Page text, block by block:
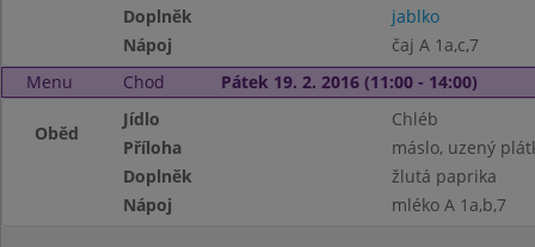
Doplněk
jablko
Nápoj
čaj A 1a,c,7
Menu
Chod Pátek 19. 2. 2016 (11:00 - 14:00)
Oběd
Jídlo
Chléb
Příloha
máslo, uzený
Doplněk
žlutá paprika
Nápoj
mléko A 1a,b,7